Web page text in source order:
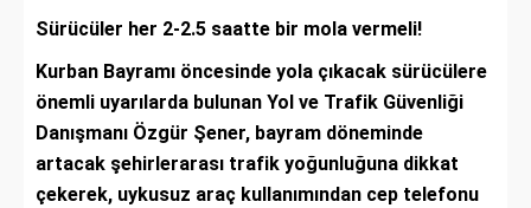
Sürücüler her 2-2.5 saatte bir mola vermeli!
Kurban Bayramı öncesinde yola çıkacak sürücülere
önemli uyarılarda bulunan Yol ve Trafik Güvenliği
Danışmanı Özgür Şener, bayram döneminde
artacak şehirlerarası trafik yoğunluğuna dikkat
çekerek, uykusuz araç kullanımından cep telefonu